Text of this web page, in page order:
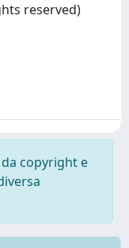
reserved)
copyright e